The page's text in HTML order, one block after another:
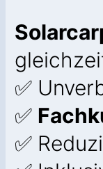
✅
✅
✅